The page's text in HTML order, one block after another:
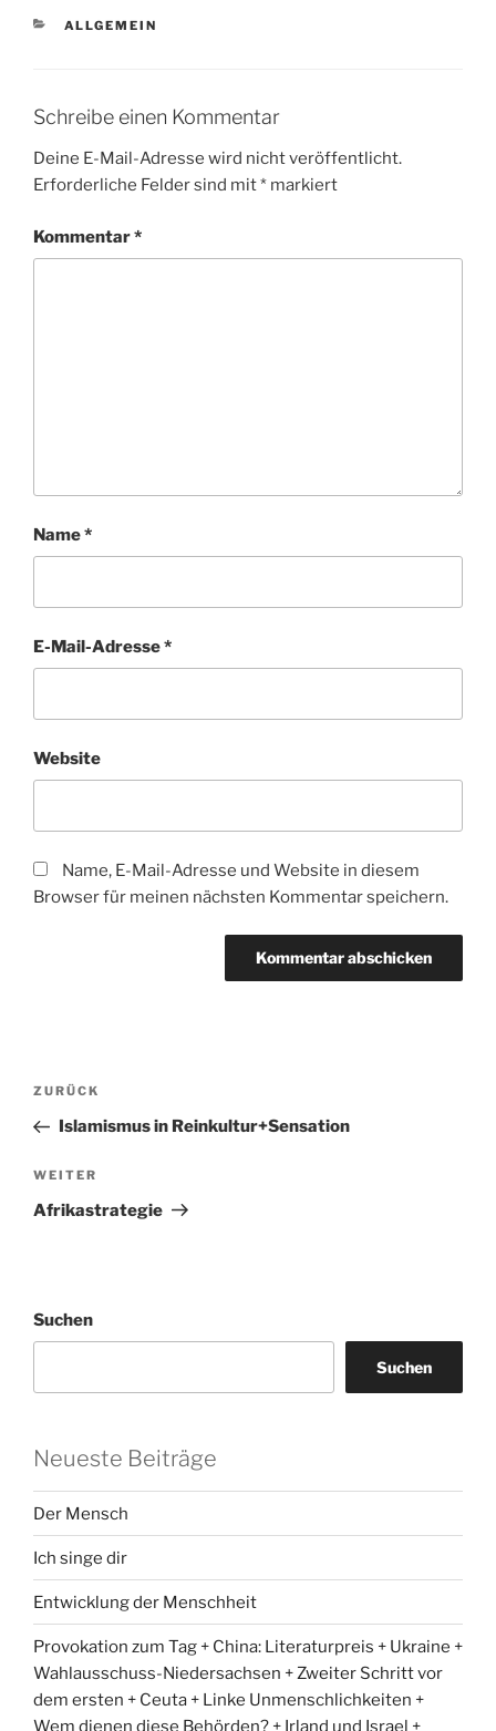
KATEGORIEN
ALLGEMEIN
Schreibe einen Kommentar
Deine E-Mail-Adresse wird nicht veröffentlicht.
Erforderliche Felder sind mit* markiert
Kommentar*
Name*
E-Mail-Adresse*
Website
Name, E-Mail-Adresse und Website in diesem
Browser für meinen nächsten Kommentar speichern.
Beitragsnavigation
Vorheriger
Beitrag
ZURÜCK
Islamismus in Reinkultur+Sensation
Nächster
Beitrag
WEITER
Afrikastrategie
Suchen
Suchen
Neueste Beiträge
Der Mensch
Ich singe dir
Entwicklung der Menschheit
Provokation zum Tag + China: Literaturpreis + Ukraine +
Wahlausschuss-Niedersachsen + Zweiter Schritt vor
dem ersten + Ceuta + Linke Unmenschlichkeiten +
Wem dienen diese Behörden? + Irland und Israel +